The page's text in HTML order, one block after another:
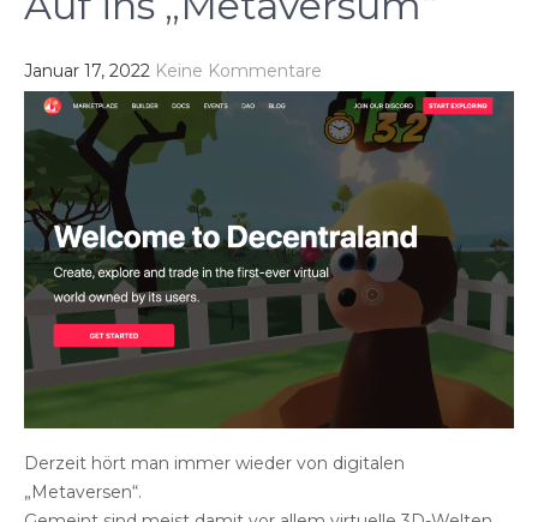
Januar 17, 2022 Keine Kommentare
Derzeit hört man immer wieder von digitalen
„Metaversen“.